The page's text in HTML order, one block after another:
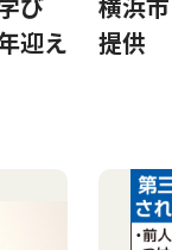
び
迎え
横浜
提供